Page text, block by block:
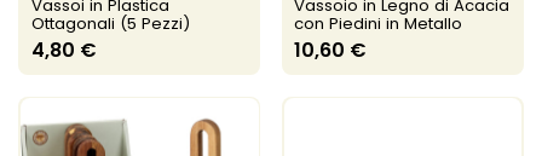
Vassoi in Plastica
Ottagonali (5 Pezzi)
4,80 €
Vassoio in Legno di Acacia
con Piedini in Metallo
10,60 €